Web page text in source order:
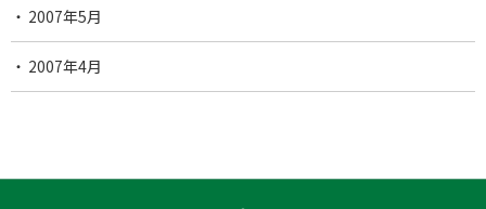
2007年5月
2007年4月